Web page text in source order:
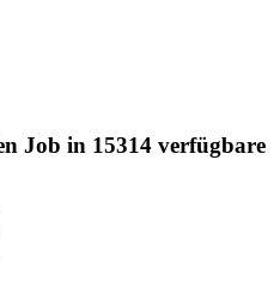
Job in 15314 verfügbare